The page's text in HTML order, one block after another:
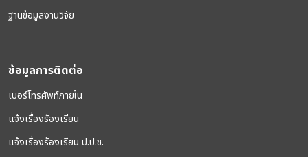
ฐานข้อมูลงานวิจัย
ข้อมูลการติดต่อ
เบอร์โทรศัพท์ภายใน
แจ้งเรื่องร้องเรียน
แจ้งเรื่องร้องเรียน ป.ป.ช.